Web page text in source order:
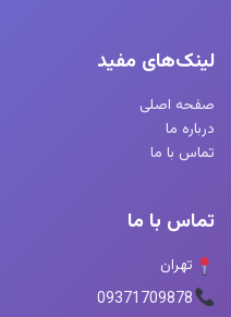
لینک‌های مفید
صفحه اصلی
درباره ما
تماس با ما
تماس با ما
تهران
09371709878